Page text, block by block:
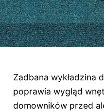
Zadbana wykładzina
poprawia wygląd
domowników przed